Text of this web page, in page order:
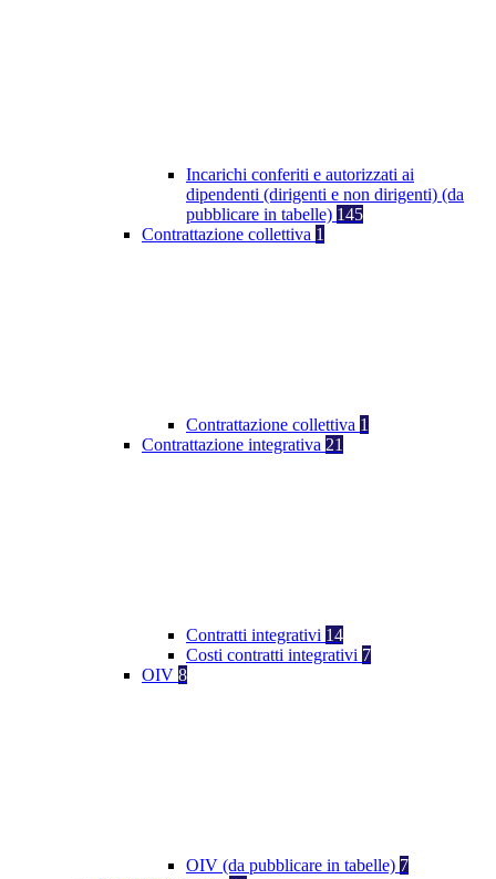
Incarichi conferiti e autorizzati ai
dipendenti (dirigenti e non dirigenti) (da
pubblicare in tabelle) 145
Contrattazione collettiva 1
Contrattazione collettiva 1
Contrattazione integrativa 21
Contratti integrativi 14
Costi contratti integrativi 7
OIV 8
OIV (da pubblicare in tabelle) 7